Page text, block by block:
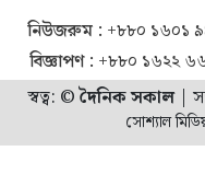
নিউজরুম : +৮৮০ ১৬০১
বিজ্ঞাপণ : +৮৮০ ১৬২২
স্বত্ব: ©দৈনিক সকাল|
সোশ্যাল